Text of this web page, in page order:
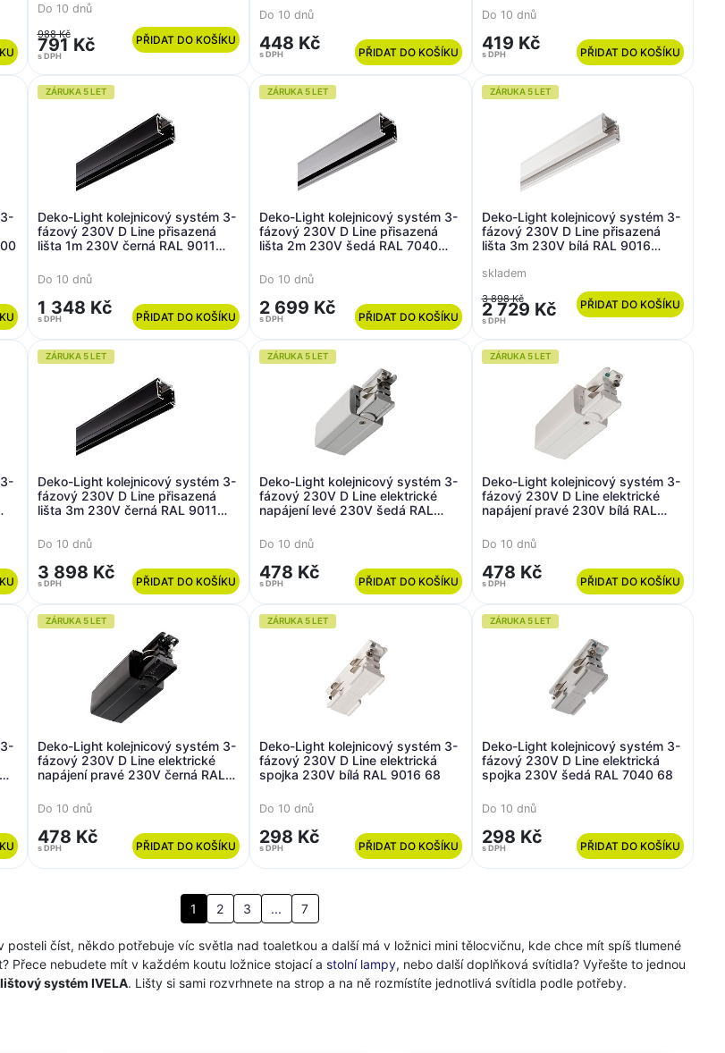
250/350/450/500 mA IP20 25-
42V DC 6,30-21,00 W
Do 10 dnů
988 Kč
791 Kč
s DPH
PŘIDAT DO KOŠÍKU
Do 10 dnů
448 Kč
s DPH PŘIDAT DO KOŠÍKU
Do 10 dnů
419 Kč
s DPH PŘIDAT DO KOŠÍKU
ZÁRUKA 5 LET
Deko-Light kolejnicový systém 3-
fázový 230V D Line přisazená
lišta 1m 230V černá RAL 9011
Do 10 dnů
1 348 Kč
s DPH PŘIDAT DO KOŠÍKU
ZÁRUKA 5 LET
Deko-Light kolejnicový systém 3-
fázový 230V D Line přisazená
lišta 2m 230V šedá RAL 7040
Do 10 dnů
2 699 Kč
s DPH PŘIDAT DO KOŠÍKU
ZÁRUKA 5 LET
Deko-Light kolejnicový systém 3-
fázový 230V D Line přisazená
lišta 3m 230V bílá RAL 9016
skladem
3 898 Kč
2 729 Kč
s DPH
PŘIDAT DO KOŠÍKU
ZÁRUKA 5 LET
Deko-Light kolejnicový systém 3-
fázový 230V D Line přisazená
lišta 3m 230V černá RAL 9011
Do 10 dnů
3 898 Kč
s DPH PŘIDAT DO KOŠÍKU
ZÁRUKA 5 LET
Deko-Light kolejnicový systém 3-
fázový 230V D Line elektrické
napájení levé 230V šedá RAL
Do 10 dnů
478 Kč
s DPH PŘIDAT DO KOŠÍKU
ZÁRUKA 5 LET
Deko-Light kolejnicový systém 3-
fázový 230V D Line elektrické
napájení pravé 230V bílá RAL
Do 10 dnů
478 Kč
s DPH PŘIDAT DO KOŠÍKU
ZÁRUKA 5 LET
Deko-Light kolejnicový systém 3-
fázový 230V D Line elektrické
napájení pravé 230V černá RAL
Do 10 dnů
478 Kč
s DPH PŘIDAT DO KOŠÍKU
ZÁRUKA 5 LET
Deko-Light kolejnicový systém 3-
fázový 230V D Line elektrická
spojka 230V bílá RAL 9016 68
Do 10 dnů
298 Kč
s DPH PŘIDAT DO KOŠÍKU
ZÁRUKA 5 LET
Deko-Light kolejnicový systém 3-
fázový 230V D Line elektrická
spojka 230V šedá RAL 7040 68
Do 10 dnů
298 Kč
s DPH PŘIDAT DO KOŠÍKU
1 2 3 ... 7
posteli číst, někdo potřebuje víc světla nad toaletkou a další má v ložnici mini tělocvičnu, kde chce mít spíš tlumené
Přece nebudete mít v každém koutu ložnice stojací a stolní lampy, nebo další doplňková svítidla? Vyřešte to jednou
lištový systém IVELA. Lišty si sami rozvrhnete na strop a na ně rozmístíte jednotlivá svítidla podle potřeby.